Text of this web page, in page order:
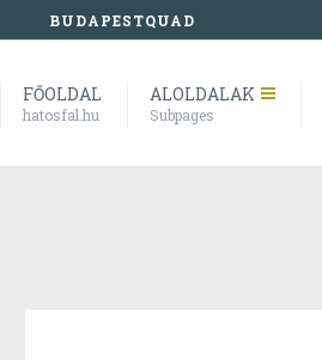
BUDAPESTQUAD
FŐOLDAL
hatosfal.hu
ALOLDALAK
Subpages